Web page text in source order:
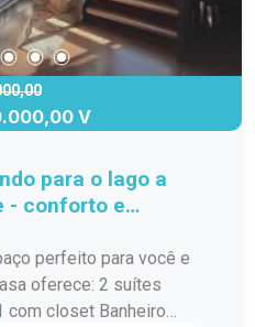
V
para o lago a
- conforto e
fechado!
perfeito para você e
2 suítes
com closet Banheiro